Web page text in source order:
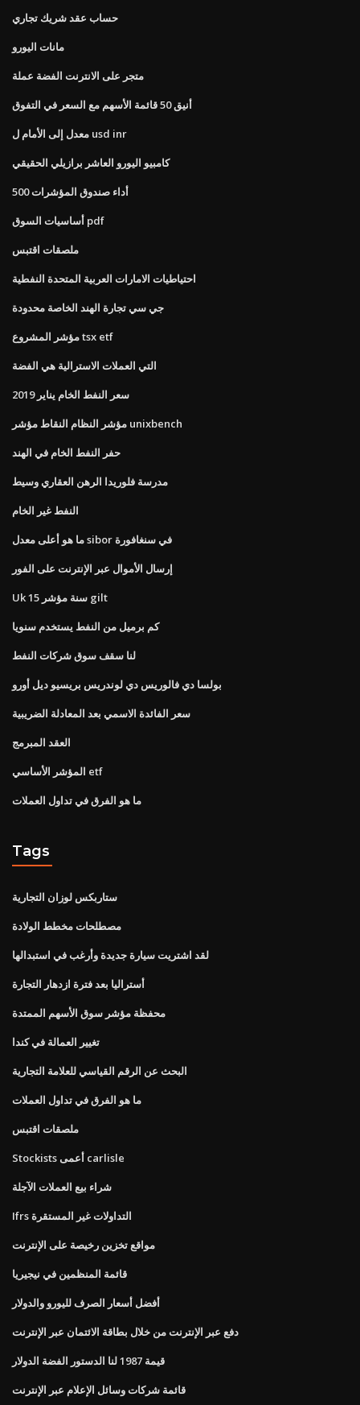
حساب عقد شريك تجاري
مانات اليورو
متجر على الانترنت الفضة عملة
أنيق 50 قائمة الأسهم مع السعر في التفوق
معدل إلى الأمام ل usd inr
كامبيو اليورو العاشر برازيلي الحقيقي
أداء صندوق المؤشرات 500
أساسيات السوق pdf
ملصقات اقتبس
احتياطيات الامارات العربية المتحدة النفطية
جي سي تجارة الهند الخاصة محدودة
مؤشر المشروع tsx etf
التي العملات الاسترالية هي الفضة
سعر النفط الخام يناير 2019
مؤشر النظام النقاط مؤشر unixbench
حفر النفط الخام في الهند
مدرسة فلوريدا الرهن العقاري وسيط
النفط غير الخام
ما هو أعلى معدل sibor في سنغافورة
إرسال الأموال عبر الإنترنت على الفور
Uk 15 سنة مؤشر gilt
كم برميل من النفط يستخدم سنويا
لنا سقف سوق شركات النفط
بولسا دي فالوريس دي لوندريس بريسيو ديل أورو
سعر الفائدة الاسمي بعد المعادلة الضريبية
العقد المبرمج
المؤشر الأساسي etf
ما هو الفرق في تداول العملات
Tags
ستاربكس لوزان التجارية
مصطلحات مخطط الولادة
لقد اشتريت سيارة جديدة وأرغب في استبدالها
أستراليا بعد فترة ازدهار التجارة
محفظة مؤشر سوق الأسهم الممتدة
تغيير العمالة في كندا
البحث عن الرقم القياسي للعلامة التجارية
ما هو الفرق في تداول العملات
ملصقات اقتبس
Stockists أعمى carlisle
شراء بيع العملات الآجلة
Ifrs التداولات غير المستقرة
مواقع تخزين رخيصة على الإنترنت
قائمة المنظمين في نيجيريا
أفضل أسعار الصرف لليورو والدولار
دفع عبر الإنترنت من خلال بطاقة الائتمان عبر الإنترنت
قيمة 1987 لنا الدستور الفضة الدولار
قائمة شركات وسائل الإعلام عبر الإنترنت